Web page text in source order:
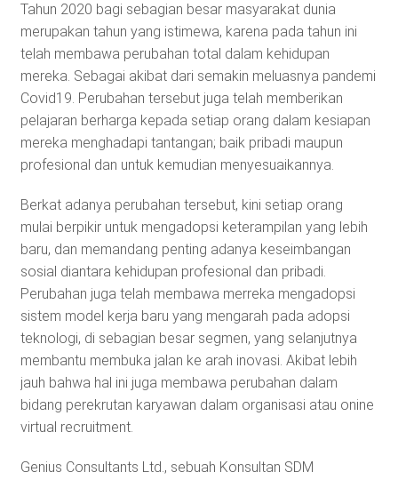
Tahun 2020 bagi sebagian besar masyarakat dunia
merupakan tahun yang istimewa, karena pada tahun ini
telah membawa perubahan total dalam kehidupan
mereka. Sebagai akibat dari semakin meluasnya pandemi
Covid19. Perubahan tersebut juga telah memberikan
pelajaran berharga kepada setiap orang dalam kesiapan
mereka menghadapi tantangan; baik pribadi maupun
profesional dan untuk kemudian menyesuaikannya.
Berkat adanya perubahan tersebut, kini setiap orang
mulai berpikir untuk mengadopsi keterampilan yang lebih
baru, dan memandang penting adanya keseimbangan
sosial diantara kehidupan profesional dan pribadi.
Perubahan juga telah membawa merreka mengadopsi
sistem model kerja baru yang mengarah pada adopsi
teknologi, di sebagian besar segmen, yang selanjutnya
membantu membuka jalan ke arah inovasi. Akibat lebih
jauh bahwa hal ini juga membawa perubahan dalam
bidang perekrutan karyawan dalam organisasi atau onine
virtual recruitment.
Genius Consultants Ltd., sebuah Konsultan SDM